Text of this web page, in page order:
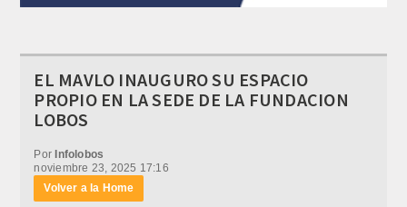
EL MAVLO INAUGURO SU ESPACIO
PROPIO EN LA SEDE DE LA FUNDACION
LOBOS
PorInfolobos
noviembre 23, 2025 17:16
Volver a la Home